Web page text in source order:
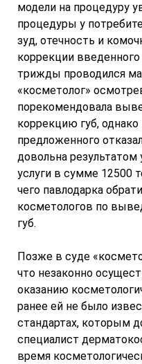
модели на процедуру
процедуры у
зуд, отечность и
коррекции
трижды проводился
«косметолог»
порекомендовала
коррекцию губ, однако
предложенного
довольна
услуги в сумме 12500
чего павлодарка
косметологов по
губ.
Позже в суде
что нeзаконно
оказанию
ранее ей не было
стандартах, которым
специалист
время